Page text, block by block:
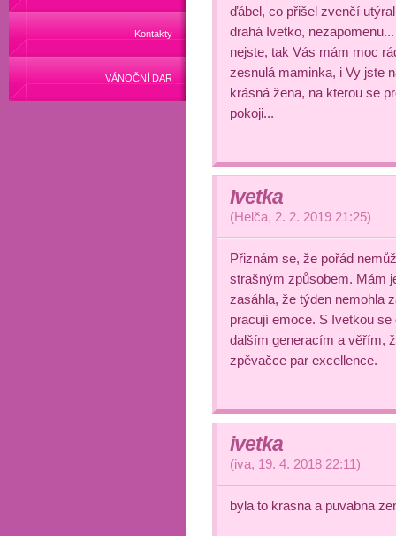
Kontakty
VÁNOČNÍ DAR
ďábel, co přišel zvenčí
drahá Ivetko,
nejste, tak Vás mám moc
zesnulá maminka, i Vy jste
krásná žena, na kterou se
pokoji...
Ivetka
(Helča, 2. 2. 2019 21:25)
Přiznám se, že pořád
strašným způsobem. Mám
zasáhla, že týden nemohla
pracují emoce. S Ivetkou
dalším generacím a věřím,
zpěvačce par excellence.
ivetka
(iva, 19. 4. 2018 22:11)
byla to krasna a puvabna